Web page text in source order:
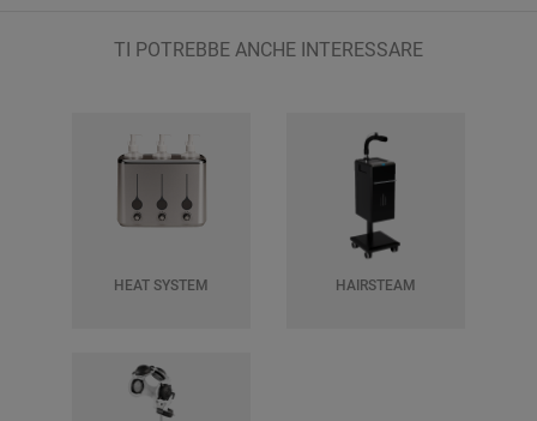
TI POTREBBE ANCHE INTERESSARE
HEAT SYSTEM HAIRSTEAM